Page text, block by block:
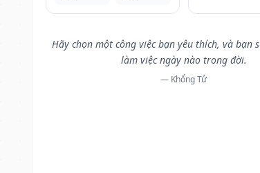
Hãy chọn một công việc bạn yêu thích, và bạn
làm việc ngày nào trong đời.
— Khổng Tử